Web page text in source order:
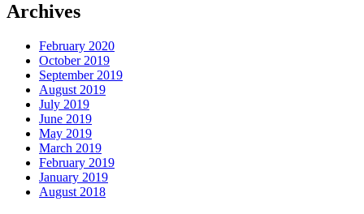
Archives
February 2020
October 2019
September 2019
August 2019
July 2019
June 2019
May 2019
March 2019
February 2019
January 2019
August 2018